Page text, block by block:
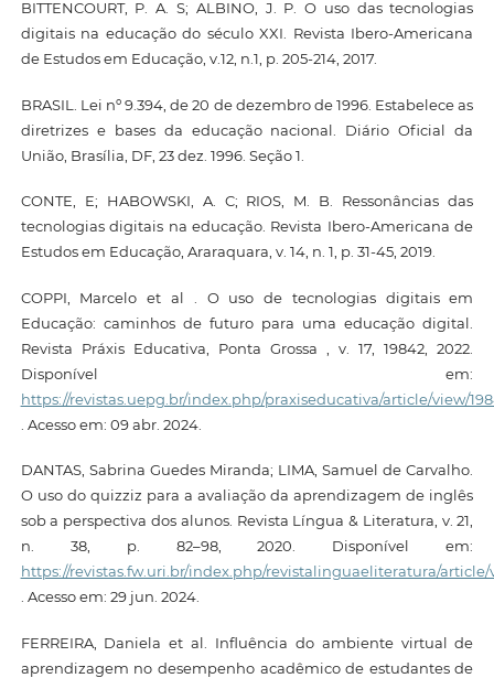
BITTENCOURT, P. A. S; ALBINO, J. P. O uso das tecnologias
digitais na educação do século XXI. Revista Ibero-Americana
de Estudos em Educação, v.12, n.1, p. 205-214, 2017.
BRASIL. Lei nº 9.394, de 20 de dezembro de 1996. Estabelece as
diretrizes e bases da educação nacional. Diário Oficial da
União, Brasília, DF, 23 dez. 1996. Seção 1.
CONTE, E; HABOWSKI, A. C; RIOS, M. B. Ressonâncias das
tecnologias digitais na educação. Revista Ibero-Americana de
Estudos em Educação, Araraquara, v. 14, n. 1, p. 31-45, 2019.
COPPI, Marcelo et al . O uso de tecnologias digitais em
Educação: caminhos de futuro para uma educação digital.
Revista Práxis Educativa, Ponta Grossa , v. 17, 19842, 2022.
Disponível em:
https://revistas.uepg.br/index.php/praxiseducativa/article/view/
. Acesso em: 09 abr. 2024.
DANTAS, Sabrina Guedes Miranda; LIMA, Samuel de Carvalho.
O uso do quizziz para a avaliação da aprendizagem de inglês
sob a perspectiva dos alunos. Revista Língua & Literatura, v. 21,
n. 38, p. 82–98, 2020. Disponível em:
https://revistas.fw.uri.br/index.php/revistalinguaeliteratura/article/
. Acesso em: 29 jun. 2024.
FERREIRA, Daniela et al. Influência do ambiente virtual de
aprendizagem no desempenho acadêmico de estudantes de